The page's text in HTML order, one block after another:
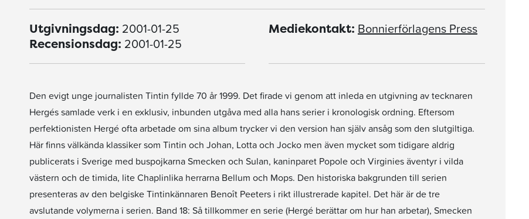
Utgivningsdag: 2001-01-25
Recensionsdag: 2001-01-25
Mediekontakt: Bonnierförlagens Press
Den evigt unge journalisten Tintin fyllde 70 år 1999. Det firade vi genom att inleda en utgivning av tecknaren
Hergés samlade verk i en exklusiv, inbunden utgåva med alla hans serier i kronologisk ordning. Eftersom
perfektionisten Hergé ofta arbetade om sina album trycker vi den version han själv ansåg som den slutgiltiga.
Här finns välkända klassiker som Tintin och Johan, Lotta och Jocko men även mycket som tidigare aldrig
publicerats i Sverige med buspojkarna Smecken och Sulan, kaninparet Popole och Virginies äventyr i vilda
västern och de timida, lite Chaplinlika herrarna Bellum och Mops. Den historiska bakgrunden till serien
presenteras av den belgiske Tintinkännaren Benoît Peeters i rikt illustrerade kapitel. Det här är de tre
avslutande volymerna i serien. Band 18: Så tillkommer en serie (Hergé berättar om hur han arbetar), Smecken